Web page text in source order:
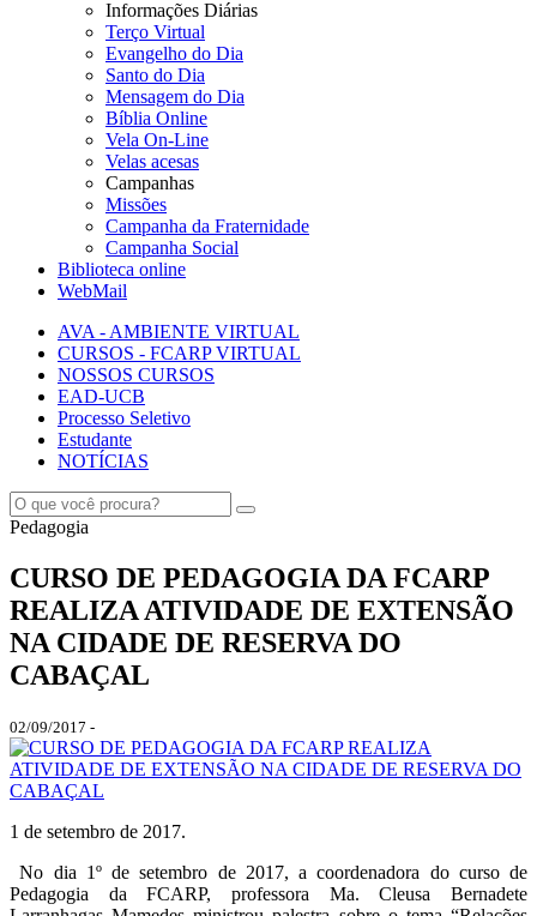
Informações Diárias
Terço Virtual
Evangelho do Dia
Santo do Dia
Mensagem do Dia
Bíblia Online
Vela On-Line
Velas acesas
Campanhas
Missões
Campanha da Fraternidade
Campanha Social
Biblioteca online
WebMail
AVA - AMBIENTE VIRTUAL
CURSOS - FCARP VIRTUAL
NOSSOS CURSOS
EAD-UCB
Processo Seletivo
Estudante
NOTÍCIAS
Pedagogia
CURSO DE PEDAGOGIA DA FCARP
REALIZA ATIVIDADE DE EXTENSÃO
NA CIDADE DE RESERVA DO
CABAÇAL
02/09/2017 -
1 de setembro de 2017.
No dia 1º de setembro de 2017, a coordenadora do curso de
Pedagogia da FCARP, professora Ma. Cleusa Bernadete